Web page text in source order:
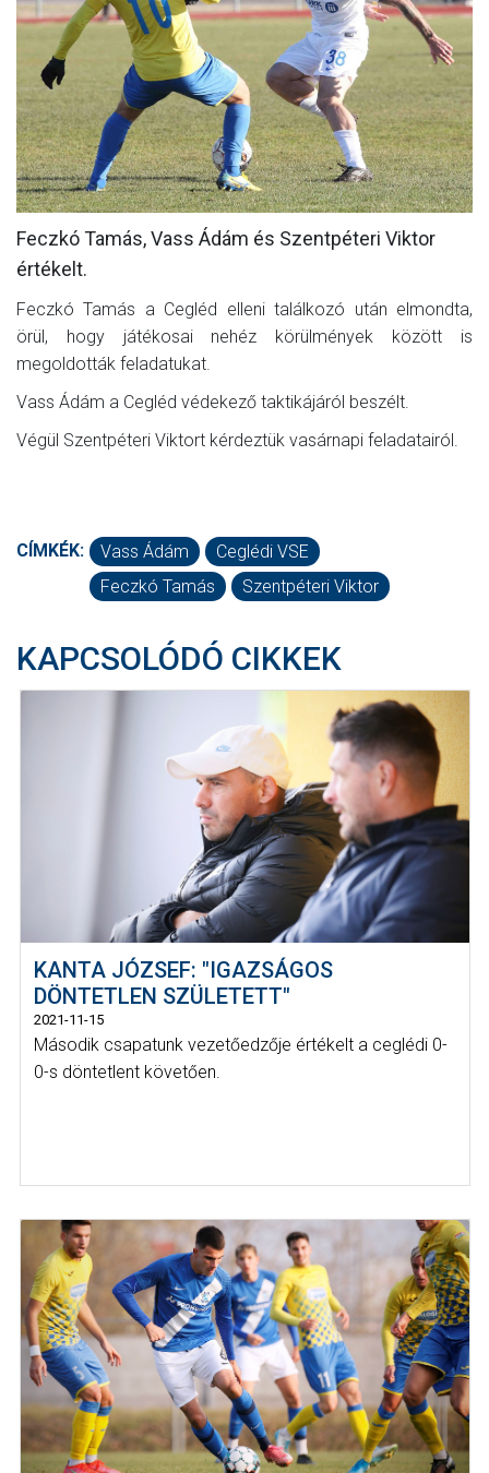
MÉRKŐZÉSEK
KLUB
GALÉRIA
SZURKOLÓI ÉLMÉNYEK
AKKREDITÁCIÓ
Feczkó Tamás, Vass Ádám és Szentpéteri Viktor
értékelt.
Feczkó Tamás a Cegléd elleni találkozó után elmondta,
örül, hogy játékosai nehéz körülmények között is
megoldották feladatukat.
Vass Ádám a Cegléd védekező taktikájáról beszélt.
Végül Szentpéteri Viktort kérdeztük vasárnapi feladatairól.
CÍMKÉK: Vass Ádám
Ceglédi VSE
Feczkó Tamás
Szentpéteri Viktor
KAPCSOLÓDÓ CIKKEK
KANTA JÓZSEF: "IGAZSÁGOS
DÖNTETLEN SZÜLETETT"
2021-11-15
Második csapatunk vezetőedzője értékelt a ceglédi 0-
0-s döntetlent követően.